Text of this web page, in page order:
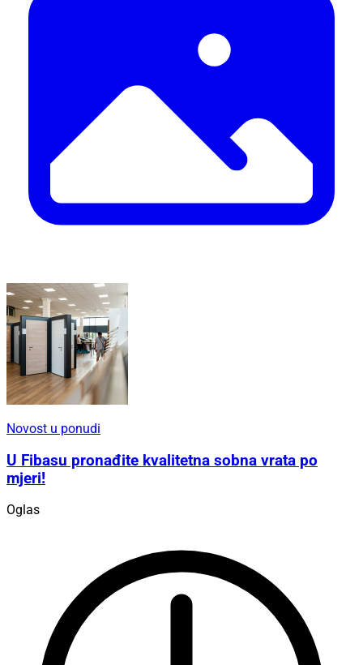
Novost u ponudi
U Fibasu pronađite kvalitetna sobna vrata po
mjeri!
Oglas